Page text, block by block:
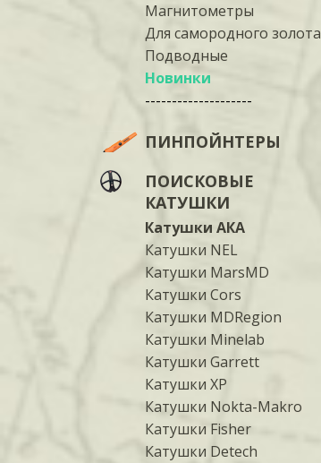
Магнитометры
Для самородного золота
Подводные
Новинки
--------------------
ПИНПОЙНТЕРЫ
ПОИСКОВЫЕ
КАТУШКИ
Катушки АКА
Катушки NEL
Катушки MarsMD
Катушки Cors
Катушки MDRegion
Катушки Minelab
Катушки Garrett
Катушки XP
Катушки Nokta-Makro
Катушки Fisher
Катушки Detech